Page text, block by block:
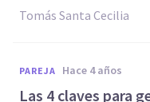
Tomás Santa Cecilia
PAREJA hace 4 años
Las 4 claves para